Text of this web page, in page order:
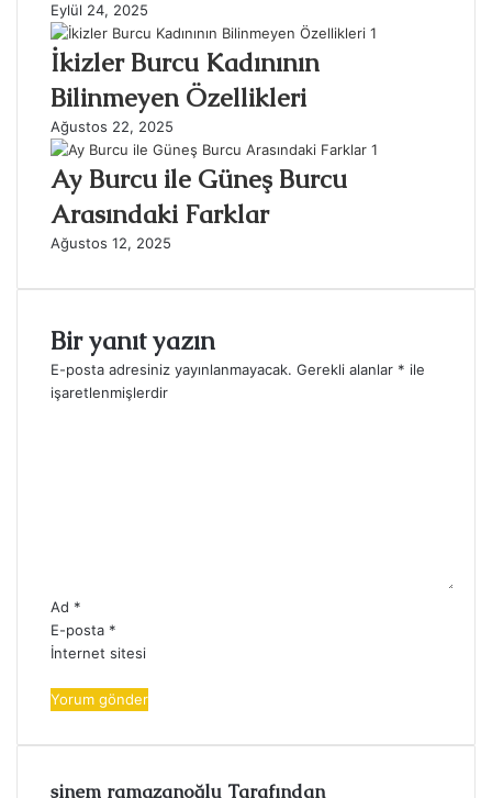
Eylül 24, 2025
İkizler Burcu Kadınının
Bilinmeyen Özellikleri
Ağustos 22, 2025
Ay Burcu ile Güneş Burcu
Arasındaki Farklar
Ağustos 12, 2025
Bir yanıt yazın
E-posta adresiniz yayınlanmayacak. Gerekli alanlar * ile
işaretlenmişlerdir
Ad *
E-posta *
İnternet sitesi
sinem ramazanoğlu Tarafından